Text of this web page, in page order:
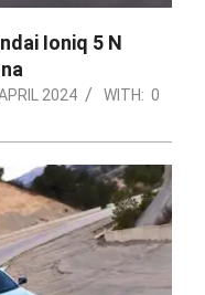
Ioniq 5 N
2024 WITH: 0